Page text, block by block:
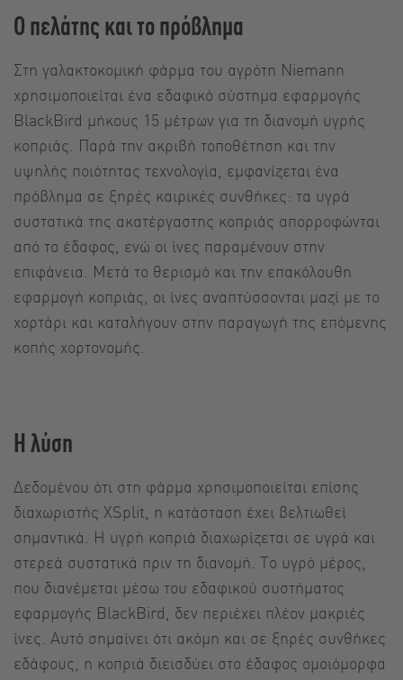
Ο πελάτης και το πρόβλημα
Στη γαλακτοκομική φάρμα του αγρότη Niemann
χρησιμοποιείται ένα εδαφικό σύστημα εφαρμογής
BlackBird μήκους 15 μέτρων για τη διανομή υγρής
κοπριάς. Παρά την ακριβή τοποθέτηση και την
υψηλής ποιότητας τεχνολογία, εμφανίζεται ένα
πρόβλημα σε ξηρές καιρικές συνθήκες: τα υγρά
συστατικά της ακατέργαστης κοπριάς απορροφώνται
από το έδαφος, ενώ οι ίνες παραμένουν στην
επιφάνεια. Μετά το θερισμό και την επακόλουθη
εφαρμογή κοπριάς, οι ίνες αναπτύσσονται μαζί με το
χορτάρι και καταλήγουν στην παραγωγή της επόμενης
κοπής χορτονομής.
Η λύση
Δεδομένου ότι στη φάρμα χρησιμοποιείται επίσης
διαχωριστής XSplit, η κατάσταση έχει βελτιωθεί
σημαντικά. Η υγρή κοπριά διαχωρίζεται σε υγρά και
στερεά συστατικά πριν τη διανομή. Το υγρό μέρος,
που διανέμεται μέσω του εδαφικού συστήματος
εφαρμογής BlackBird, δεν περιέχει πλέον μακριές
ίνες. Αυτό σημαίνει ότι ακόμη και σε ξηρές συνθήκες
εδάφους, η κοπριά διεισδύει στο έδαφος ομοιόμορφα